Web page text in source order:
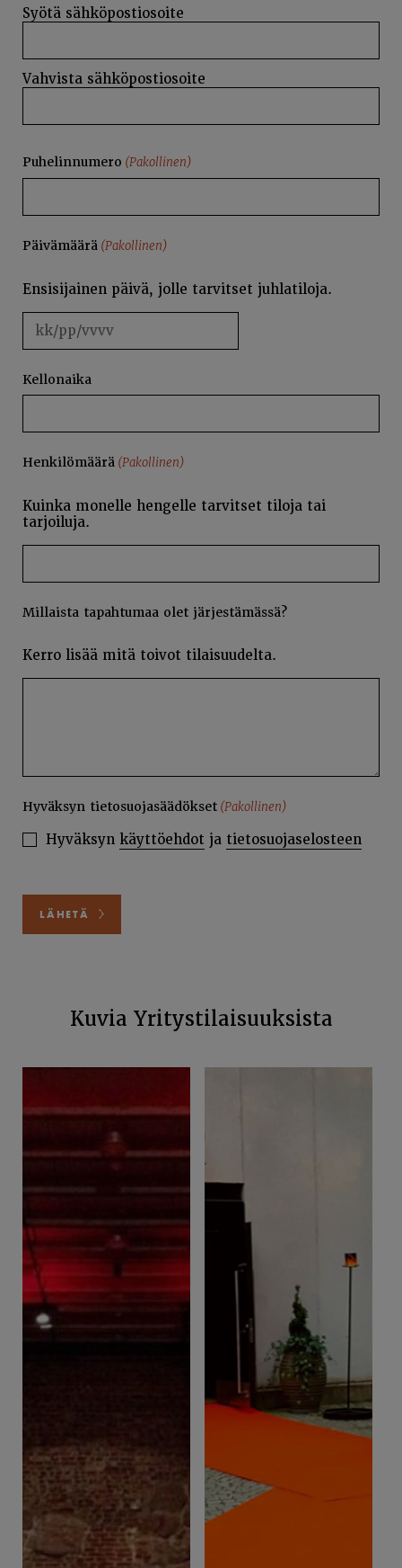
Syötä sähköpostiosoite
Vahvista sähköpostiosoite
Puhelinnumero (Pakollinen)
Päivämäärä (Pakollinen)
Ensisijainen päivä, jolle tarvitset juhlatiloja.
KK
slash
slash
Kellonaika
Henkilömäärä (Pakollinen)
Kuinka monelle hengelle tarvitset tiloja tai
tarjoiluja.
Millaista tapahtumaa olet järjestämässä?
Kerro lisää mitä toivot tilaisuudelta.
Hyväksyn tietosuojasäädökset (Pakollinen)
Hyväksyn käyttöehdot ja tietosuojaselosteen
LÄHETÄ
Kuvia Yritystilaisuuksista